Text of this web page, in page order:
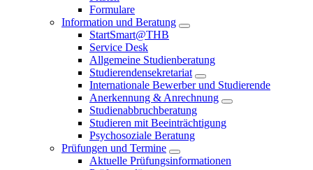
Formulare
Information und Beratung
StartSmart@THB
Service Desk
Allgemeine Studienberatung
Studierendensekretariat
Internationale Bewerber und Studierende
Anerkennung & Anrechnung
Studienabbruchberatung
Studieren mit Beeinträchtigung
Psychosoziale Beratung
Prüfungen und Termine
Aktuelle Prüfungsinformationen